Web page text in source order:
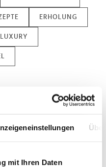
mit Ihren Daten
ERHOLUNG